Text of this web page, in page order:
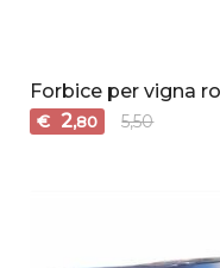
Forbice per vigna
€ 2,80 5,50